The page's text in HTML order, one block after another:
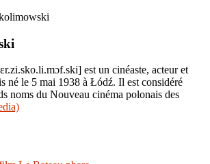
est un cinéaste, acteur et
né le 5 mai 1938 à Łódź. Il est considéré
noms du Nouveau cinéma polonais des